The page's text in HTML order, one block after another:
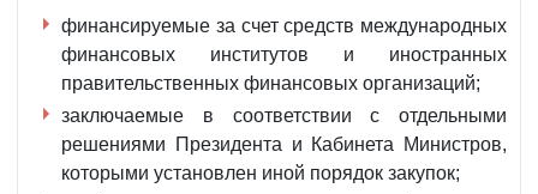
финансируемые за счет средств международных
финансовых институтов и иностранных
правительственных финансовых организаций;
заключаемые в соответствии с отдельными
решениями Президента и Кабинета Министров,
которыми установлен иной порядок закупок;